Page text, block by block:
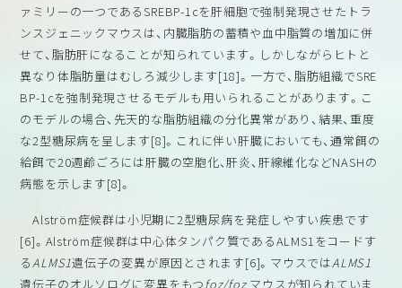
ァミリーの一つであるSREBP-1cを肝細胞で強制発現させたトラ
ンスジェニックマウスは、内臓脂肪の蓄積や血中脂質の増加に併
せて、脂肪肝になることが知られています。しかしながらヒトと
異なり体脂肪量はむしろ減少します[18]。一方で、脂肪組織でSRE
BP-1cを強制発現させるモデルも用いられることがあります。こ
のモデルの場合、先天的な脂肪組織の分化異常があり、結果、重度
な2型糖尿病を呈します[8]。これに伴い肝臓においても、通常餌の
給餌で20週齢ごろには肝臓の空胞化、肝炎、肝線維化などNASHの
病態を示します[8]。
Alström症候群は小児期に2型糖尿病を発症しやすい疾患です
[6]。Alström症候群は中心体タンパク質であるALMS1をコードす
るALMS1遺伝子の変異が原因とされます[6]。マウスではALMS1
遺伝子のオルソログに変異をもつfoz/foz マウスが知られていま